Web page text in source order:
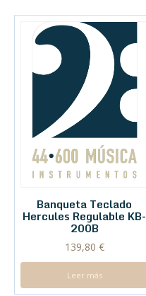
Banqueta Teclado
Hercules Regulable KB-
200B
139,80 €
Leer más